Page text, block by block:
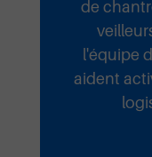
de
l'équipe
aident